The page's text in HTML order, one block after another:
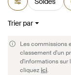
Trier par
Les commissions
classement d'un
d'informations sur
cliquezici.